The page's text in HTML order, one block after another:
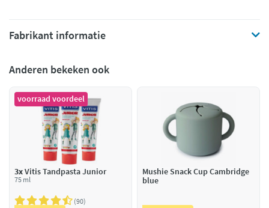
Fabrikant informatie
Anderen bekeken ook
voorraad voordeel
3xVitis Tandpasta Junior
75 ml
90
Mushie Snack Cup Cambridge
blue